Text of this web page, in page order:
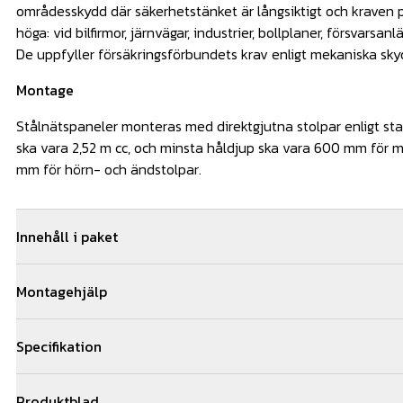
områdesskydd där säkerhetstänket är långsiktigt och kraven
höga: vid bilfirmor, järnvägar, industrier, bollplaner,
De uppfyller försäkringsförbundets krav enligt mekaniska
Montage
Stålnätspaneler monteras med direktgjutna stolpar enligt
ska vara 2,52 m cc, och minsta håldjup ska vara 600 mm för
mm för hörn- och ändstolpar.
Innehåll i paket
11st Speed stolpe 1030/60x40/1,5mmOG
11st Rektangulärt lock 40x60 mm SV
33st SpeedFix fäste-Mellan
Montagehjälp
ni 5 års montage och materialgaranti. Vi samarbetar med ett
stängselmontörer och kan hjälpa till med montagearbetet i
av er till oss via offertformuläret för snabb kostnadsfri offert.
Specifikation